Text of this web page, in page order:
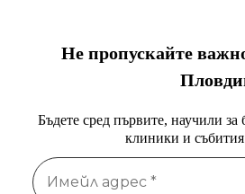
Не пропускайте
Бъдете сред първите, научили за
клиники и